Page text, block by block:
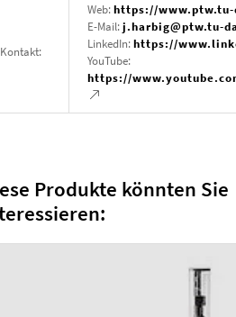
Kontakt:
Web:https://
E-Mail:j.harbig@ptw.tu-
LinkedIn:https://
YouTube:
https://
Produkte könnten Sie